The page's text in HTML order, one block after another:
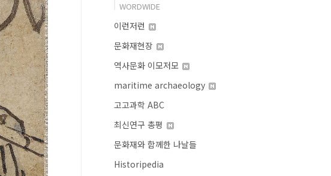
WORDWIDE
이런저런
문화재현장
역사문화 이모저모
maritime archaeology
고고과학 ABC
최신연구 총평
문화재와 함께한 나날들
Historipedia